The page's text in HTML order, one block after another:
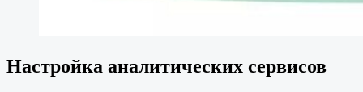
Настройка аналитических сервисов